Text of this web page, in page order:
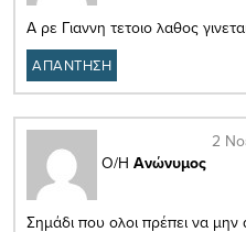
Α ρε Γιαννη τετοιο λαθος
ΑΠΑΝΤΗΣΗ
Ο/Η Ανώνυμος
2
Σημάδι που ολοι πρέπει να